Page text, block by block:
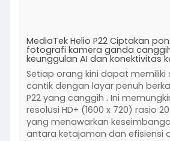
MediaTek Helio P22 Ciptakan
fotografi kamera ganda
keunggulan AI dan konektivitas
Setiap orang kini dapat
cantik dengan layar penuh
P22 yang canggih . Ini
resolusi HD+ (1600 x 720) rasio
yang menawarkan
antara ketajaman dan efisiensi